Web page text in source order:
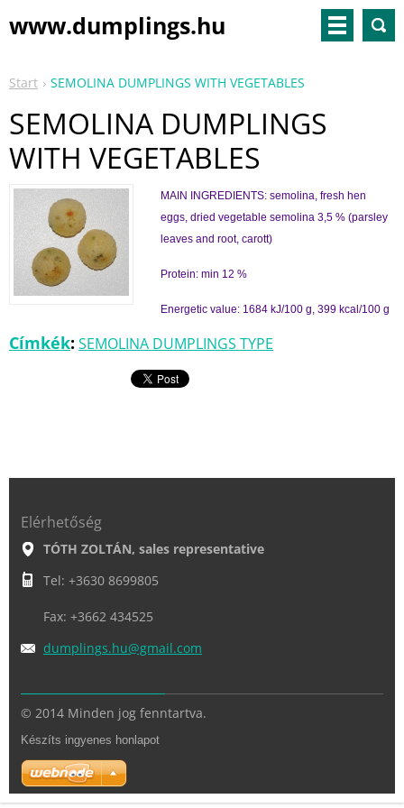
www.dumplings.hu
Start SEMOLINA DUMPLINGS WITH VEGETABLES
SEMOLINA DUMPLINGS
WITH VEGETABLES
MAIN INGREDIENTS: semolina, fresh hen
eggs, dried vegetable semolina 3,5 % (parsley
leaves and root, carott)
Protein: min 12 %
Energetic value: 1684 kJ/100 g, 399 kcal/100 g
Címkék: SEMOLINA DUMPLINGS TYPE
Elérhetőség
TÓTH ZOLTÁN, sales representative
Tel: +3630 8699805
Fax: +3662 434525
dumplings.hu@gmail.com
© 2014 Minden jog fenntartva.
Készíts ingyenes honlapot